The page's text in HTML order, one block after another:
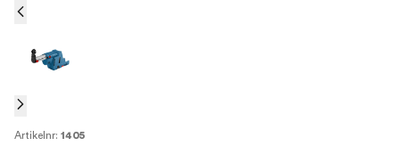
Artikelnr: 1405